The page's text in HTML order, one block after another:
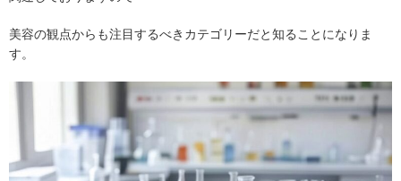
美容の観点からも注目するべきカテゴリーだと知ることになりま
す。